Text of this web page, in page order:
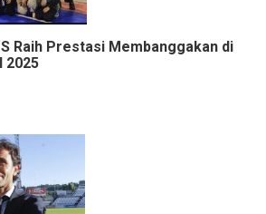
Raih Prestasi Membanggakan di
2025